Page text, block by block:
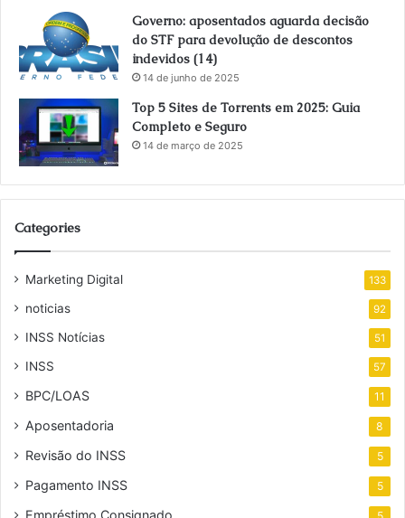
Governo: aposentados aguarda decisão
do STF para devolução de descontos
indevidos (14)
14 de junho de 2025
Top 5 Sites de Torrents em 2025: Guia
Completo e Seguro
14 de março de 2025
Categories
Marketing Digital 133
noticias 92
INSS Notícias 51
INSS 57
BPC/LOAS 11
Aposentadoria 8
Revisão do INSS 5
Pagamento INSS 5